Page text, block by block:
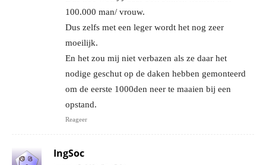
100.000 man/ vrouw.
Dus zelfs met een leger wordt het nog zeer
moeilijk.
En het zou mij niet verbazen als ze daar het
nodige geschut op de daken hebben gemonteerd
om de eerste 1000den neer te maaien bij een
opstand.
Reageer
IngSoc